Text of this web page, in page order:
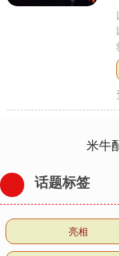
米牛
话题标签
亮相